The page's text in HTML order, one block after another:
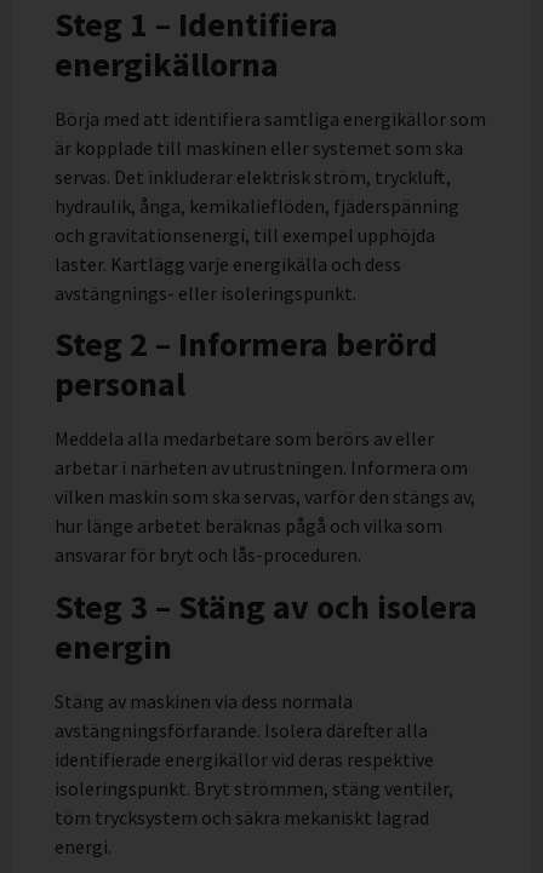
Steg 1 – Identifiera
energikällorna
Börja med att identifiera samtliga energikällor som
är kopplade till maskinen eller systemet som ska
servas. Det inkluderar elektrisk ström, tryckluft,
hydraulik, ånga, kemikalieflöden, fjäderspänning
och gravitationsenergi, till exempel upphöjda
laster. Kartlägg varje energikälla och dess
avstängnings- eller isoleringspunkt.
Steg 2 – Informera berörd
personal
Meddela alla medarbetare som berörs av eller
arbetar i närheten av utrustningen. Informera om
vilken maskin som ska servas, varför den stängs av,
hur länge arbetet beräknas pågå och vilka som
ansvarar för bryt och lås-proceduren.
Steg 3 – Stäng av och isolera
energin
Stäng av maskinen via dess normala
avstängningsförfarande. Isolera därefter alla
identifierade energikällor vid deras respektive
isoleringspunkt. Bryt strömmen, stäng ventiler,
töm trycksystem och säkra mekaniskt lagrad
energi.